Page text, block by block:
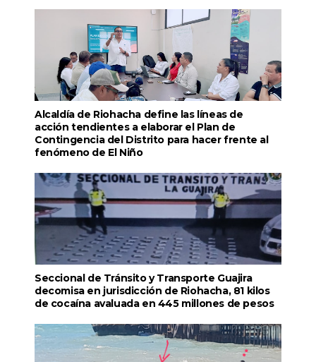
Alcaldía de Riohacha define las líneas de
acción tendientes a elaborar el Plan de
Contingencia del Distrito para hacer frente al
fenómeno de El Niño
Seccional de Tránsito y Transporte Guajira
decomisa en jurisdicción de Riohacha, 81 kilos
de cocaína avaluada en 445 millones de pesos